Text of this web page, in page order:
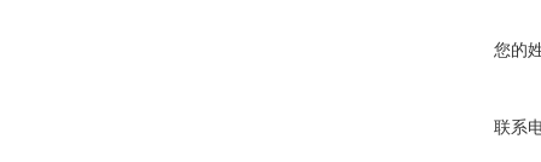
您的
联系